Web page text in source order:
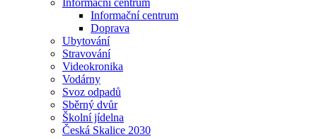
Informační centrum
Informační centrum
Doprava
Ubytování
Stravování
Videokronika
Vodárny
Svoz odpadů
Sběrný dvůr
Školní jídelna
Česká Skalice 2030